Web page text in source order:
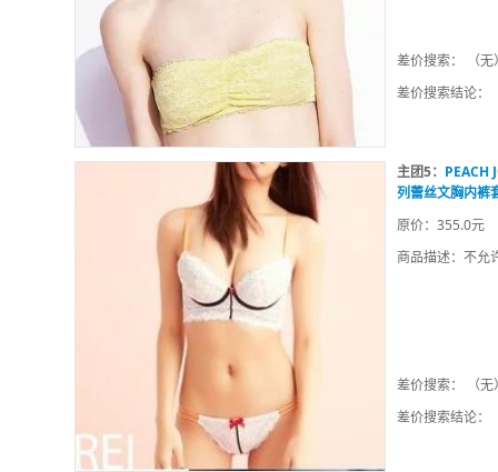
差价搜索： （无
差价搜索结论：
主团5： PEACH
列蕾丝文胸内裤
原价：355.0元
商品描述：不允
差价搜索： （无
差价搜索结论：